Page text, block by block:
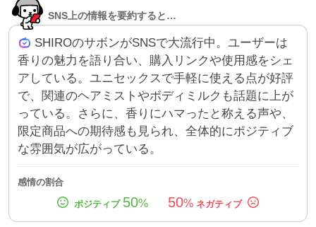
SNS上の情報を要約すると…
SHIROのサボンがSNSで大流行中。ユーザーは
香りの魅力を語り合い、購入リンクや使用感をシェ
アしている。ユニセックスで手軽に使える点が好評
で、関連のヘアミストやボディミルクも話題に上が
っている。さらに、香りにハマったと称える声や、
限定商品への期待感も見られ、全体的にポジティブ
な雰囲気が広がっている。
感情の割合
50% 50%